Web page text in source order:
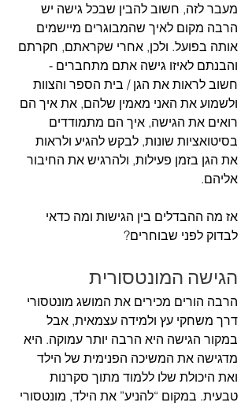
מעבר לזה, חשוב להבין שבכל גישה יש
הרבה מקום לאיך שהמבוגרים מיישמים
אותה בפועל. ולכן, אחרי שקראתם, חקרתם
והבנתם לאיזו גישה אתם מתחברים -
חשוב לראות את הגן / בית הספר והצוות
ולשמוע את האני מאמין שלהם, את איך הם
רואים את הגישה, איך הם מתמודדים
בסיטואציות שונות, לבקש להגיע ולראות
את הגן בזמן פעילות, ולהרגיש את החיבור
אליהם.
אז מה ההבדלים בין הגישות ומה כדאי
לבדוק לפני שבוחרים?
הגישה המונטסורית
הרבה הורים מכירים את המושג מונטסורי
דרך משחקי עץ ולמידה עצמאית, אבל
במקור הגישה היא הרבה יותר עמוקה. היא
מדגישה את המשיכה הפנימית של הילד
ואת היכולת שלו ללמוד מתוך סקרנות
טבעית. במקום “להניע” את הילד, מונטסורי